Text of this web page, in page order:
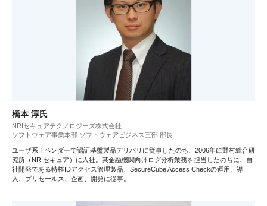
橋本 淳氏
NRIセキュアテクノロジーズ株式会社
ソフトウェア事業本部 ソフトウェアビジネス三部 部長
ユーザ系ITベンダーで認証基盤製品デリバリに従事したのち、2006年に野村総合研
究所（NRIセキュア）に入社。某金融機関向けログ分析業務を担当したのちに、自
社開発である特権IDアクセス管理製品、SecureCube Access Checkの運用、導
入、プリセールス、企画、開発に従事。